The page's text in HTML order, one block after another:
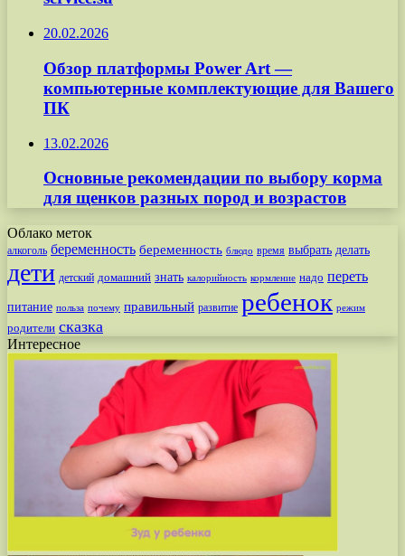
20.02.2026
Обзор платформы Power Art —
компьютерные комплектующие для Вашего
ПК
13.02.2026
Основные рекомендации по выбору корма
для щенков разных пород и возрастов
Облако меток
алкоголь беременность беременность блюдо время выбрать делать
дети детский домашний знать калорийность кормление надо переть
питание польза почему правильный развитие ребенок режим
родители сказка
Интересное